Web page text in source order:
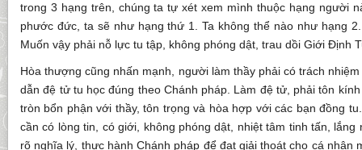
trong 3 hạng trên, chúng ta tự xét xem mình thuộc hạng người
phước đức, ta sẽ như hạng thứ 1. Ta không thể nào như hạng
Muốn vậy phải nỗ lực tu tập, không phóng dật, trau dồi Giới Định
Hòa thượng cũng nhấn mạnh, người làm thầy phải có trách
dẫn đệ tử tu học đúng theo Chánh pháp. Làm đệ tử, phải tôn
tròn bổn phận với thầy, tôn trọng và hòa hợp với các bạn đồng
cần có lòng tin, có giới, không phóng dật, nhiệt tâm tinh tấn, lắng
rõ nghĩa lý, thực hành Chánh pháp để đạt giải thoát cho cá nhân